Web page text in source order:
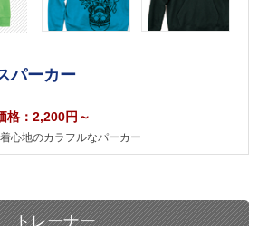
パーカー
格：2,200円～
心地のカラフルなパーカー
トレーナー